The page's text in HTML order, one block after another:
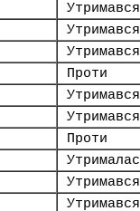
Утримався
Утримався
Утримався
Проти
Утримався
Утримався
Проти
Утримався
Утримався